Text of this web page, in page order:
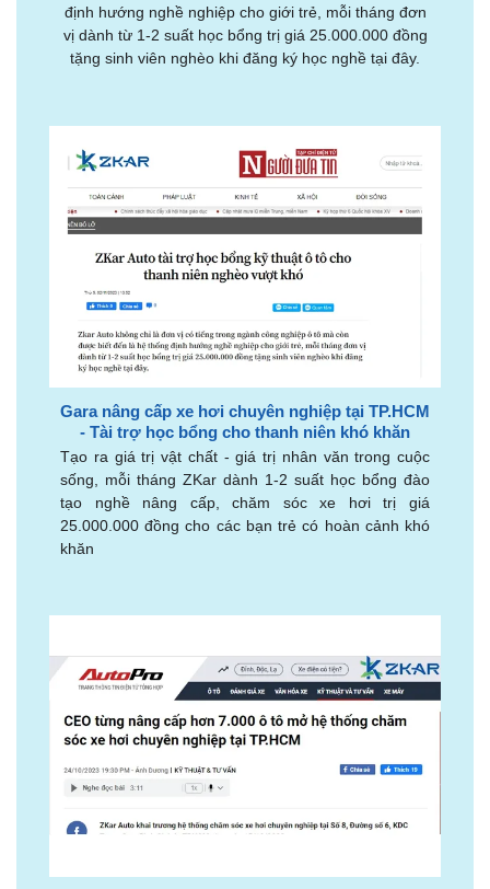
định hướng nghề nghiệp cho giới trẻ, mỗi tháng đơn
vị dành từ 1-2 suất học bổng trị giá 25.000.000 đồng
tặng sinh viên nghèo khi đăng ký học nghề tại đây.
Gara nâng cấp xe hơi chuyên nghiệp tại TP.HCM
- Tài trợ học bổng cho thanh niên khó khăn
Tạo ra giá trị vật chất - giá trị nhân văn trong cuộc
sống, mỗi tháng ZKar dành 1-2 suất học bổng đào
tạo nghề nâng cấp, chăm sóc xe hơi trị giá
25.000.000 đồng cho các bạn trẻ có hoàn cảnh khó
khăn